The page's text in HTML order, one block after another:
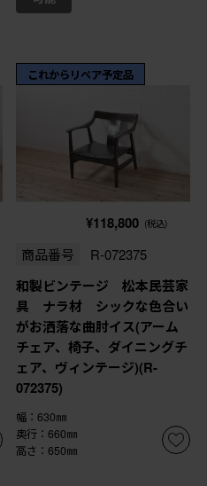
これからリペア予定品
¥118,800 (税込)
商品番号 R-072375
和製ビンテージ 松本民芸家
具 ナラ材 シックな色合い
がお洒落な曲肘イス(アーム
チェア、椅子、ダイニングチ
ェア、ヴィンテージ)(R-
072375)
幅：630㎜
奥行：660㎜
高さ：650㎜